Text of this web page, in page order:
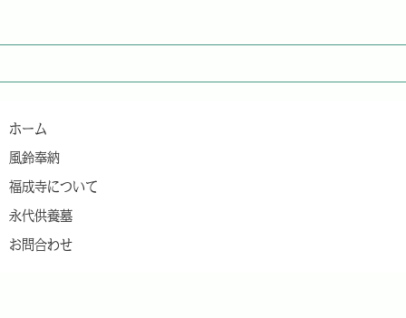
ホーム
風鈴奉納
福成寺について
永代供養墓
お問合わせ